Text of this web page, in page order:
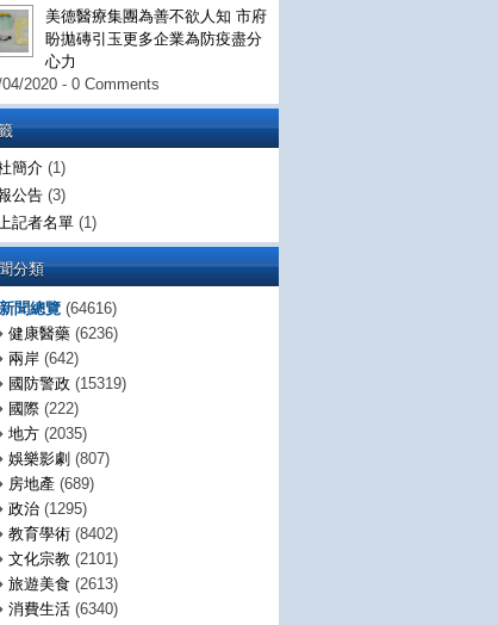
美德醫療集團為善不欲人知 市府
盼拋磚引玉更多企業為防疫盡分
心力
2020 - 0 Comments
簡介 (1)
公告 (3)
記者名單 (1)
分類
新聞總覽 (64616)
健康醫藥 (6236)
兩岸 (642)
國防警政 (15319)
國際 (222)
地方 (2035)
娛樂影劇 (807)
房地產 (689)
政治 (1295)
教育學術 (8402)
文化宗教 (2101)
旅遊美食 (2613)
消費生活 (6340)